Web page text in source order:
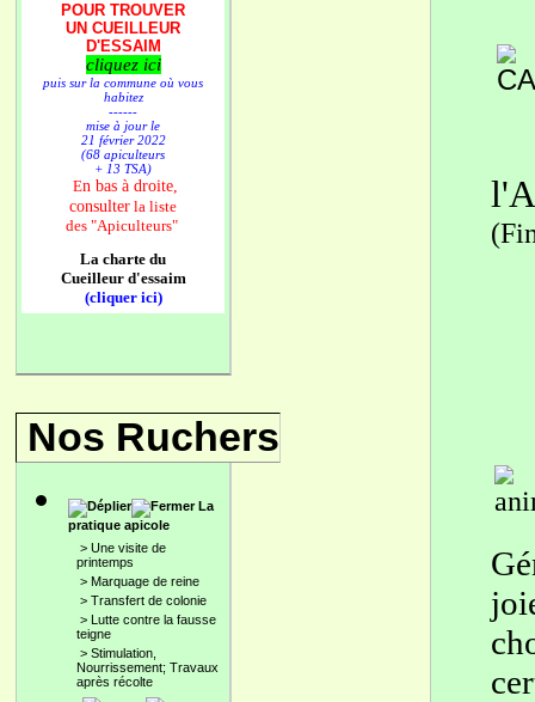
POUR TROUVER
UN CUEILLEUR
D'ESSAIM
cliquez ici
puis sur la commune où vous
habitez
------
mise à jour le
21 février 2022
(68 apiculteurs
+ 13 TSA)
En bas à droite,
consulter la liste
des "Apiculteurs"
La charte du
Cueilleur d'essaim
(cliquer ici)
Nos Ruchers
La
pratique apicole
> Une visite de
printemps
> Marquage de reine
> Transfert de colonie
> Lutte contre la fausse
teigne
> Stimulation,
Nourrissement; Travaux
après récolte